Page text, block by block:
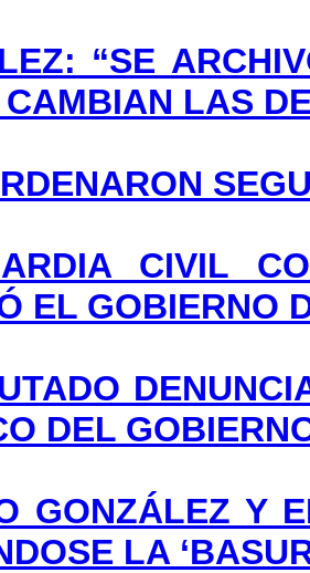
“SE
LAS
CIVIL
EL GOBIERNO
DEL
GONZÁLEZ Y
LA